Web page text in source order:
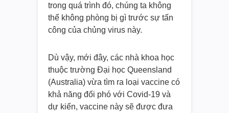
trong quá trình đó, chúng ta không
thể không phòng bị gì trước sự tấn
công của chủng virus này.
Dù vậy, mới đây, các nhà khoa học
thuộc trường Đại học Queensland
(Australia) vừa tìm ra loại vaccine có
khả năng đối phó với Covid-19 và
dự kiến, vaccine này sẽ được đưa